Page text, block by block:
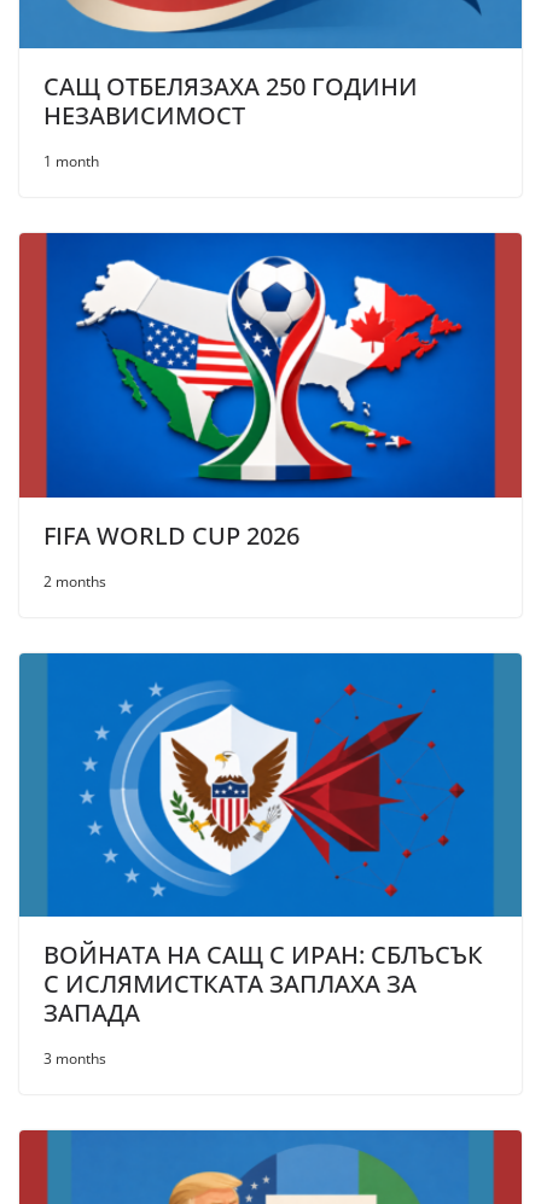
САЩ ОТБЕЛЯЗАХА 250 ГОДИНИ
НЕЗАВИСИМОСТ
1 month
FIFA WORLD CUP 2026
2 months
ВОЙНАТА НА САЩ С ИРАН: СБЛЪСЪК
С ИСЛЯМИСТКАТА ЗАПЛАХА ЗА
ЗАПАДА
3 months